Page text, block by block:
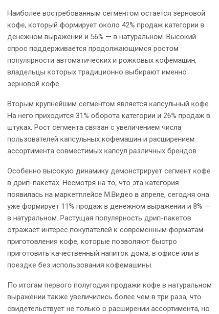
Наиболее востребованным сегментом остается зерновой
кофе, который формирует около 42% продаж категории в
денежном выражении и 56% — в натуральном. Высокий
спрос поддерживается продолжающимся ростом
популярности автоматических и рожковых кофемашин,
владельцы которых традиционно выбирают именно
зерновой кофе.
Вторым крупнейшим сегментом является капсульный кофе.
На него приходится 31% оборота категории и 26% продаж в
штуках. Рост сегмента связан с увеличением числа
пользователей капсульных кофемашин и расширением
ассортимента совместимых капсул различных брендов.
Особенно высокую динамику демонстрирует сегмент кофе
в дрип-пакетах. Несмотря на то, что эта категория
появилась на маркетплейсе М.Видео в апреле, сегодня она
уже формирует 11% продаж в денежном выражении и 8% —
в натуральном. Растущая популярность дрип-пакетов
отражает интерес покупателей к современным форматам
приготовления кофе, которые позволяют быстро
приготовить качественный напиток дома, в офисе или в
поездке без использования кофемашины.
По итогам первого полугодия продажи кофе в натуральном
выражении также увеличились более чем в три раза, что
свидетельствует не только о расширении ассортимента, но